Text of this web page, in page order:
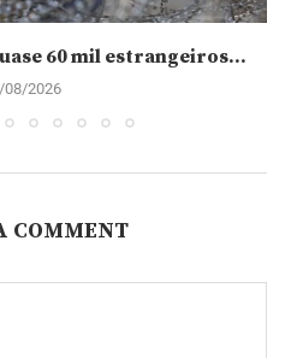
60 mil estrangeiros...
08/2026
COMMENT